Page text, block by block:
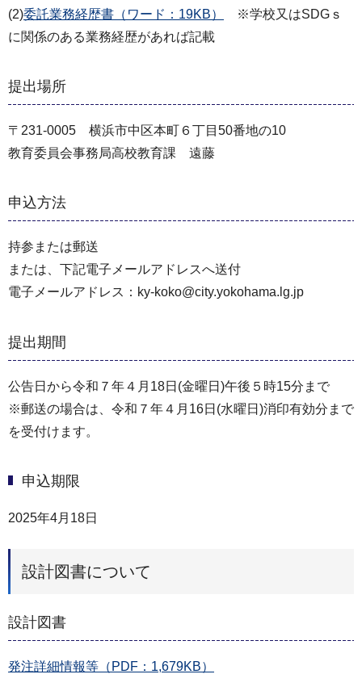
(2)委託業務経歴書（ワード：19KB）
※学校又はSDGｓ
に関係のある業務経歴があれば記載
提出場所
〒231-0005 横浜市中区本町６丁目50番地の10
教育委員会事務局高校教育課 遠藤
申込方法
持参または郵送
または、下記電子メールアドレスへ送付
電子メールアドレス：ky-koko@city.yokohama.lg.jp
提出期間
公告⽇から令和７年４⽉18⽇(金曜日)午後５時15分まで
※郵送の場合は、令和７年４月16日(水曜日)消印有効分まで
を受付けます。
申込期限
2025年4月18日
設計図書について
設計図書
発注詳細情報等（PDF：1,679KB）